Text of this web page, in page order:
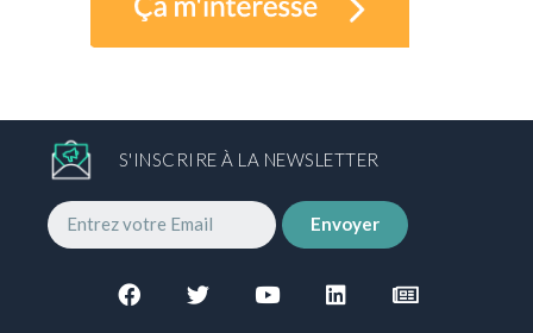
S'INSCRIRE À LA NEWSLETTER
Envoyer